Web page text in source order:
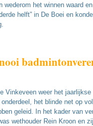
wederom het winnen waard
helft” in De Boei en
Vinkeveen weer het
het blinde net op
geleid. In het kader van
wethouder Rein Kroon en